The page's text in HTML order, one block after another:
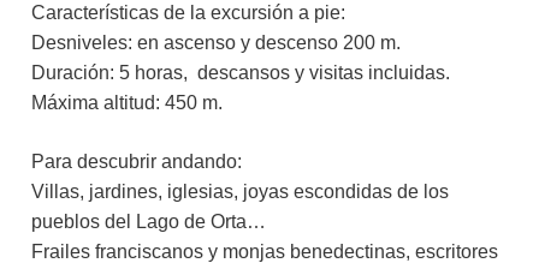
Características de la excursión a pie:
Desniveles: en ascenso y descenso 200 m.
Duración: 5 horas, descansos y visitas incluidas.
Máxima altitud: 450 m.
Para descubrir andando:
Villas, jardines, iglesias, joyas escondidas de los
pueblos del Lago de Orta…
Frailes franciscanos y monjas benedectinas, escritores